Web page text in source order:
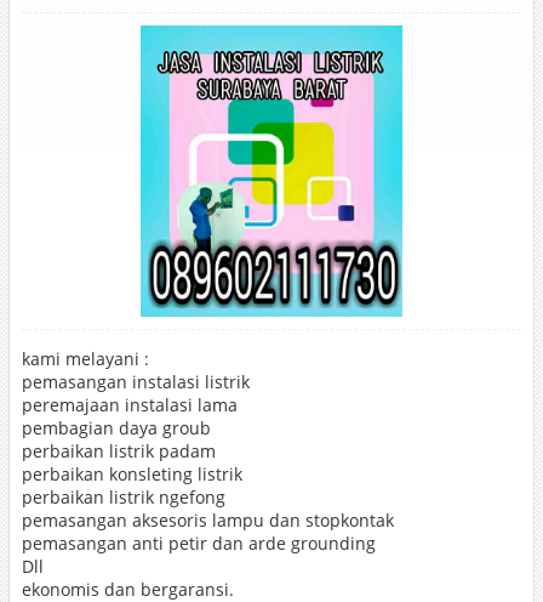
kami melayani :
pemasangan instalasi listrik
peremajaan instalasi lama
pembagian daya groub
perbaikan listrik padam
perbaikan konsleting listrik
perbaikan listrik ngefong
pemasangan aksesoris lampu dan stopkontak
pemasangan anti petir dan arde grounding
Dll
ekonomis dan bergaransi.